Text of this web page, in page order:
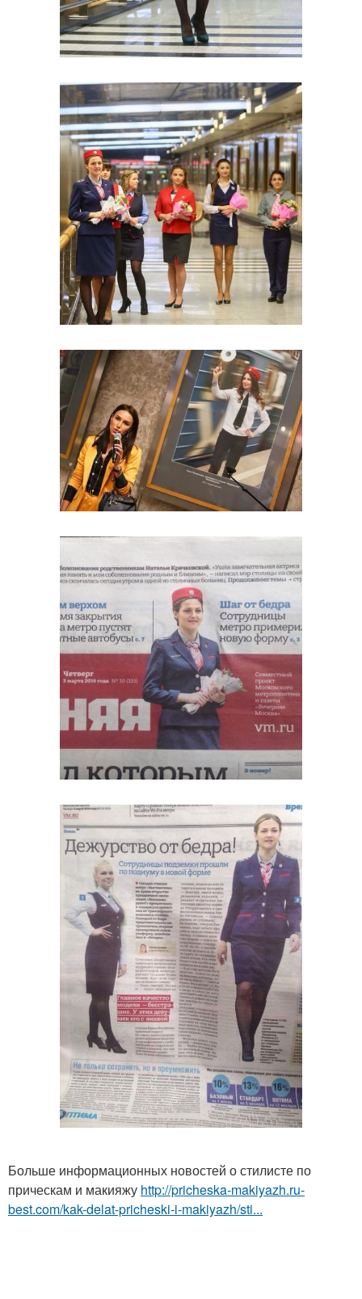
Больше информационных новостей о стилисте по
прическам и макияжу http://pricheska-makiyazh.ru-
best.com/kak-delat-pricheski-i-makiyazh/sti...